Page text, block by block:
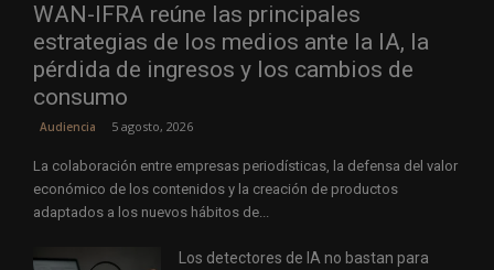
WAN-IFRA reúne las principales
estrategias de los medios ante la IA, la
pérdida de ingresos y los cambios de
consumo
Audiencia 5 agosto, 2026
La colaboración entre empresas periodísticas, la defensa del valor
económico de los contenidos y la creación de productos
adaptados a los nuevos hábitos de...
Los detectores de IA no bastan para